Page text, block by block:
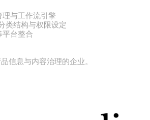
理与工作流引擎
类结构与权限设定
平台整合
信息与内容治理的企业。